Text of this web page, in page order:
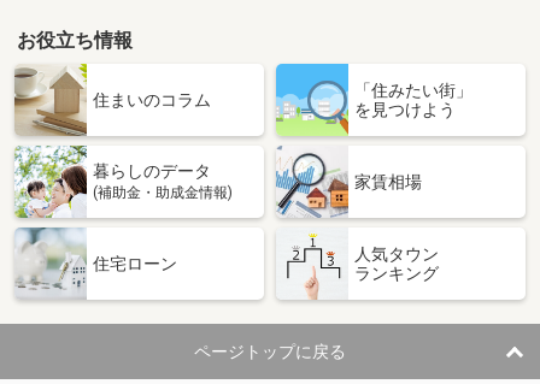
島根県出雲市中野町
価 格
4.10万円
島根県出雲市中野町
専有面積 40.57m²
間取り
島根県松江市北田町
住 所
島根県松江市北田町
専有面積 42.47m²
間取り
1LDK
お役立ち情報
住まいのコラム
「住みたい街」
を見つけよう
暮らしのデータ
(補助金・助成金情報)
家賃相場
住宅ローン
人気タウン
ランキング
ページトップに戻る